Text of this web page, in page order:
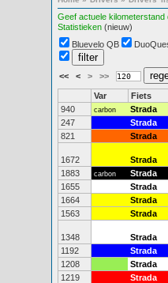
Geef actuele kilometerstand
Statistieken (nieuw)
Bluevelo QB
<< < > >>
Var Fiets
940
carbon Strada
247
Strada
821
Strada
1672 Strada
1883
carbon Strada
1655
Strada
1664
Strada
1563
Strada
1348 Strada
1192
Strada
1208
Strada
1219
Strada